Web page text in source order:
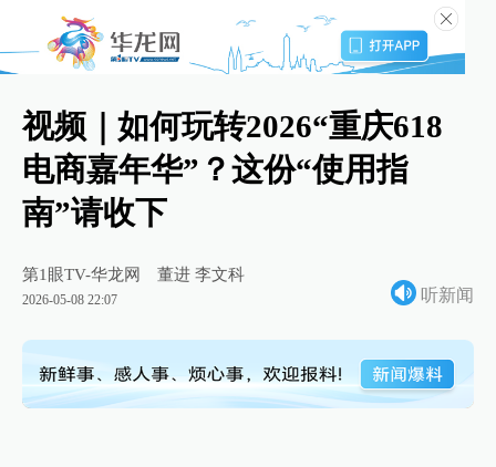
视频｜如何玩转2026“重庆618
电商嘉年华”？这份“使用指
南”请收下
第1眼TV-华龙网 董进 李文科
2026-05-08 22:07 听新闻